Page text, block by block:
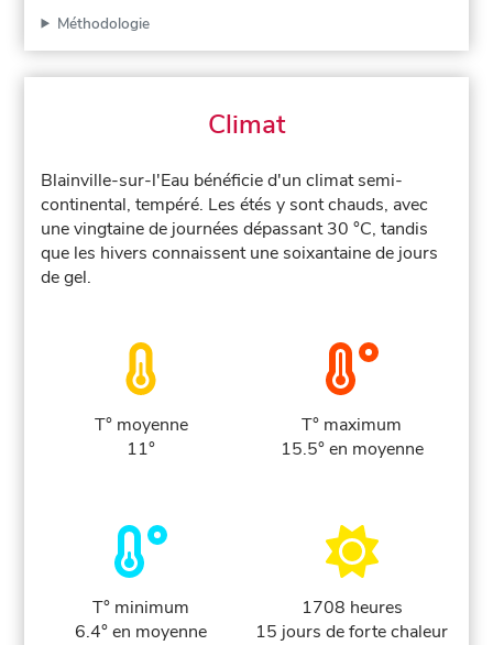
Méthodologie
Climat
Blainville-sur-l'Eau bénéficie d'un climat semi-
continental, tempéré. Les étés y sont chauds, avec
une vingtaine de journées dépassant 30 °C, tandis
que les hivers connaissent une soixantaine de jours
de gel.
T° moyenne
11°
T° maximum
15.5° en moyenne
T° minimum
6.4° en moyenne
1708 heures
15 jours de forte chaleur